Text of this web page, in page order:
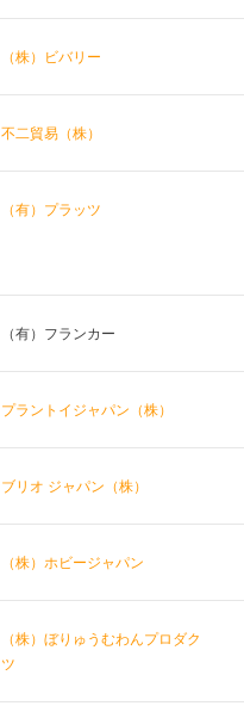
（株）ビバリー
不二貿易（株）
（有）プラッツ
（有）フランカー
プラントイジャパン（株）
ブリオ ジャパン（株）
（株）ホビージャパン
（株）ぼりゅうむわんプロダク
ツ